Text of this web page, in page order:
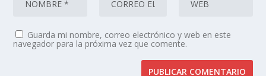
Guarda mi nombre, correo electrónico y web en este
navegador para la próxima vez que comente.